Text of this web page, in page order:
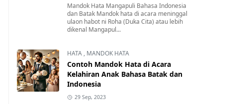
Mandok Hata Mangapuli Bahasa Indonesia
dan Batak Mandok hata di acara meninggal
ulaon habot ni Roha (Duka Cita) atau lebih
dikenal Mangapul...
HATA , MANDOK HATA
Contoh Mandok Hata di Acara
Kelahiran Anak Bahasa Batak dan
Indonesia
29 Sep, 2023